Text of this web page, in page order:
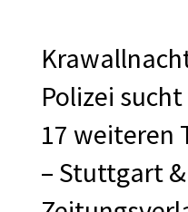
Polizei
17 weiteren
– Stuttgart